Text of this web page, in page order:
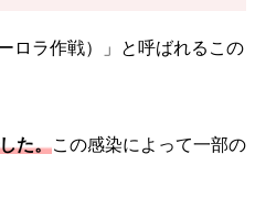
ロラ作戦）」と呼ばれるこの
た。この感染によって一部の